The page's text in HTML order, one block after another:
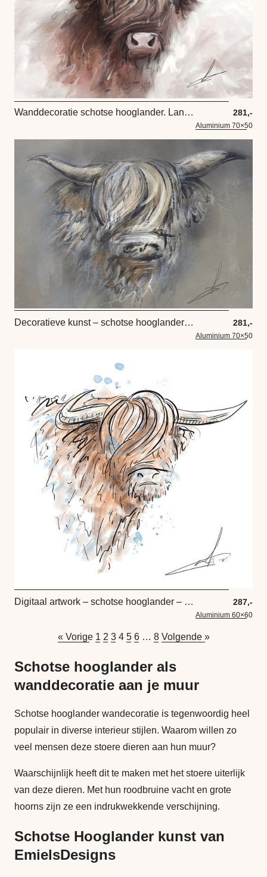
Wanddecoratie schotse hooglander. Landelijk ontwerp in taupe tint 281,-
Aluminium 70×50
Decoratieve kunst – schotse hooglander full colour kunstwerk 281,-
Aluminium 70×50
Digitaal artwork – schotse hooglander – aquarel 287,-
Aluminium 60×60
« Vorige 1 2 3 4 5 6 … 8 Volgende »
Schotse hooglander als
wanddecoratie aan je muur
Schotse hooglander wandecoratie is tegenwoordig heel
populair in diverse interieur stijlen. Waarom willen zo
veel mensen deze stoere dieren aan hun muur?
Waarschijnlijk heeft dit te maken met het stoere uiterlijk
van deze dieren. Met hun roodbruine vacht en grote
hoorns zijn ze een indrukwekkende verschijning.
Schotse Hooglander kunst van
EmielsDesigns